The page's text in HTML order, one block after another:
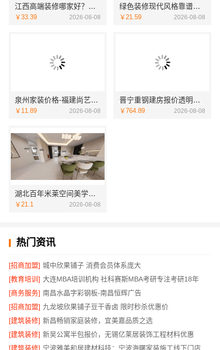
江西高端装修哪家好？首选江西圣匠新型环保材料有限公司
￥33.39 2026-08-08
绿色装修现代风格靠谱吗江西尚宅尚品新型环保材料有限公司
￥21.59 2026-08-08
泉州家装价格-福建尚艺空间新材料科技有限公司
￥11.89 2026-08-08
晋宁重钢建房报价透明，云南晟构建筑建材有限公司
￥764.89 2026-08-08
湖北百年米莱空间美学装饰材料有限公司黄石专业空间设计一站式
￥21.1 2026-08-08
热门资讯
[招商加盟] 城中欣果铺子 消费会员体系庞大
[教育培训] 大连MBA培训机构 社科赛斯MBA考研专注考研18年
[商务服务] 南昌水晶字彩钢板-南昌恒辉广告
[招商加盟] 九龙坡欣果铺子豆干香卤 限时秒杀优惠价
[建筑装修] 新昌畅销家庭装修，宜美嘉品质之选
[建筑装修] 新吴公寓半包报价，无锡亿莱居装饰工程材料优惠
[建筑装修]
宁波雅美和居建材科技：宁波海曙家装施工线下门店地址